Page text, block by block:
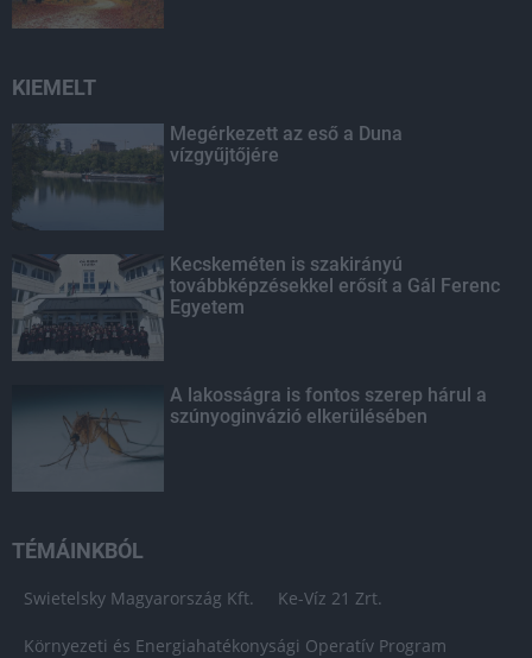
KIEMELT
Megérkezett az eső a Duna
vízgyűjtőjére
Kecskeméten is szakirányú
továbbképzésekkel erősít a Gál Ferenc
Egyetem
A lakosságra is fontos szerep hárul a
szúnyoginvázió elkerülésében
TÉMÁINKBÓL
Swietelsky Magyarország Kft. Ke-Víz 21 Zrt.
Környezeti és Energiahatékonysági Operatív Program